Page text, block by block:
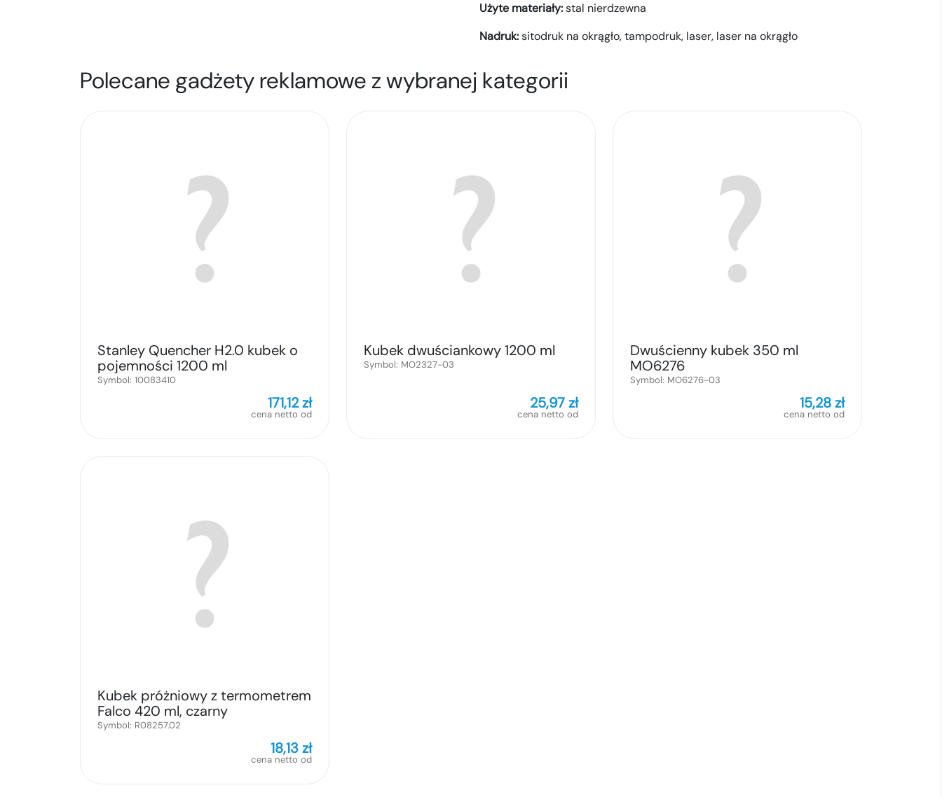
Użyte materiały:stal nierdzewna
Nadruk:sitodruk na okrągło,tampodruk, laser, laser na okrągło
Polecane gadżety reklamowe z wybranej kategorii
Stanley Quencher H2.0 kubek o
pojemności 1200 ml
Symbol: 10083410
171,12zł
cena netto od
Kubek dwuściankowy 1200 ml
Symbol: MO2327-03
25,97zł
cena netto od
Dwuścienny kubek 350 ml
MO6276
Symbol: MO6276-03
15,28zł
cena netto od
Kubek próżniowy z termometrem
Falco 420 ml, czarny
Symbol: R08257.02
18,13zł
cena netto od